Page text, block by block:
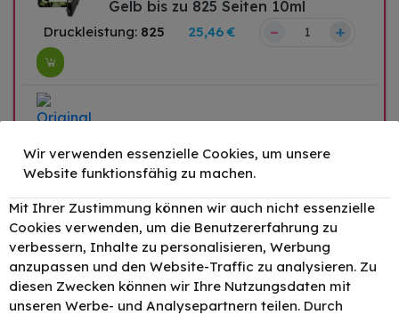
Gelb bis zu 825 Seiten 10ml
Druckleistung: 825 25,46 € – +
Original HP 912XL / 3YL82AE Tinte
Magenta bis zu 825 Seiten 10ml
Wir verwenden essenzielle Cookies, um unsere
Website funktionsfähig zu machen.
Mit Ihrer Zustimmung können wir auch nicht essenzielle
Cookies verwenden, um die Benutzererfahrung zu
verbessern, Inhalte zu personalisieren, Werbung
anzupassen und den Website-Traffic zu analysieren. Zu
diesen Zwecken können wir Ihre Nutzungsdaten mit
unseren Werbe- und Analysepartnern teilen. Durch